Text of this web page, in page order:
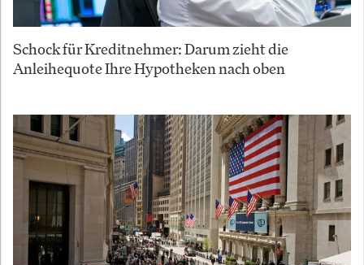
Schock für Kreditnehmer: Darum zieht die
Anleihequote Ihre Hypotheken nach oben